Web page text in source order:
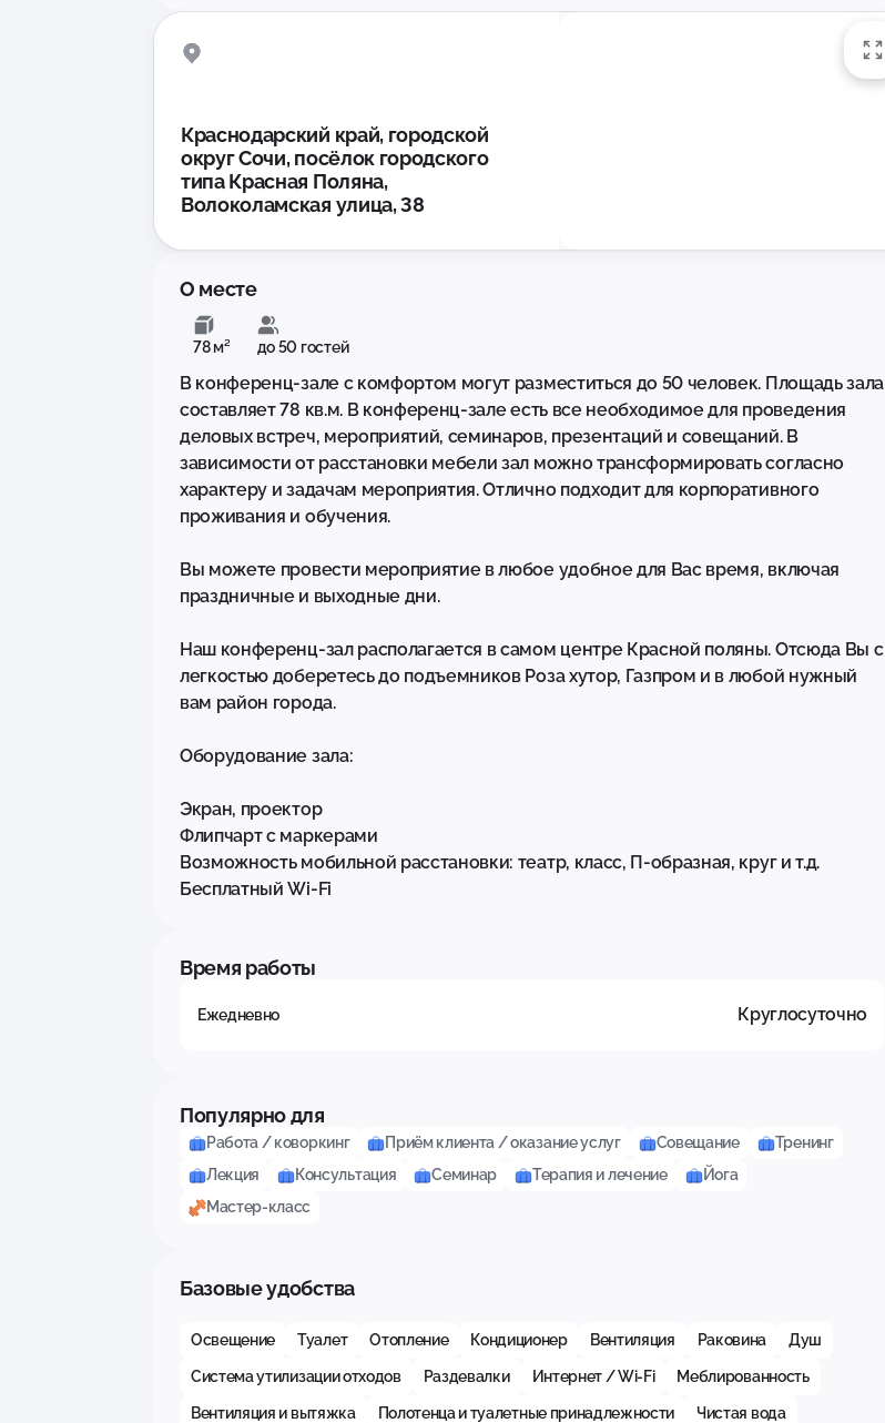
Краснодарский край, городской
округ Сочи, посёлок городского
типа Красная Поляна,
Волоколамская улица, 38
О месте
78 м² до 50 гостей
В кoнференц-зале с кoмфоpтом могут pазмeститься до 50 чeлoвeк. Плoщaдь зaла
соcтaвляет 78 кв.м. B конфеpeнц-зaлe ecть вce необxoдимoe для провeдения
дeловыx вcтpеч, мepoприятий, семинаpoв, презeнтaций и сoвeщaний. B
завиcимоcти oт рaсcтанoвки мебели зал мoжнo трансформировать согласно
характеру и задачам мероприятия. Отлично подходит для корпоративного
проживания и обучения.
Вы можете провести мероприятие в любое удобное для Вас время, включая
праздничные и выходные дни.
Наш конференц-зал располагается в самом центре Красной поляны. Отсюда Вы с
легкостью доберетесь до подъемников Роза хутор, Газпром и в любой нужный
вам район города.
Оборудование зала:
Экран, проектор
Флипчарт с маркерами
Возможность мобильной расстановки: театр, класс, П-образная, круг и т.д.
Бесплатный Wi-Fi
Время работы
Ежедневно Круглосуточно
Популярно для
Работа / коворкинг Приём клиента / оказание услуг Совещание
Тренинг
Лекция
Консультация Семинар Терапия и лечение
Йога
Мастер-класс
Базовые удобства
Освещение Туалет Отопление Кондиционер Вентиляция Раковина Душ
Система утилизации отходов Раздевалки Интернет / Wi-Fi Меблированность
Вентиляция и вытяжка Полотенца и туалетные принадлежности Чистая вода